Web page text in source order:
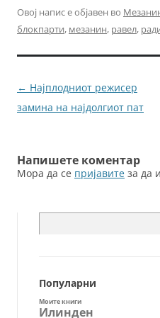
c
e
b
o
o
itt
er
ai
l
ss
e
n
g
er
Овој напис е објавен во
блокпарти, мезанин, равел,
Навигација
за
← Најплодниот режисер
замина на најдолгиот пат
Напишете коментар
Мора да се пријавите за да
за:
Популарни